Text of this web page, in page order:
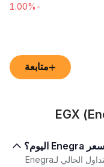
-1.00%
+متابعة
اعتبارًا من 7 أغسطس 2026، بلغ سعر التداول الحالي لـEnegra